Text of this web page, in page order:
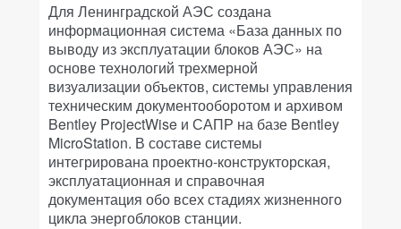
Для Ленинградской АЭС создана
информационная система «База данных по
выводу из эксплуатации блоков АЭС» на
основе технологий трехмерной
визуализации объектов, системы управления
техническим документооборотом и архивом
Bentley ProjectWise и САПР на базе Bentley
MicroStation. В составе системы
интегрирована проектно-конструкторская,
эксплуатационная и справочная
документация обо всех стадиях жизненного
цикла энергоблоков станции.